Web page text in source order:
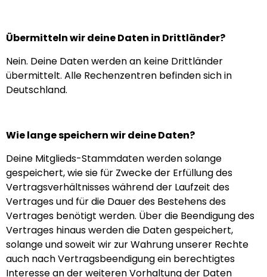
Übermitteln wir deine Daten in Drittländer?
Nein. Deine Daten werden an keine Drittländer
übermittelt. Alle Rechenzentren befinden sich in
Deutschland.
Wie lange speichern wir deine Daten?
Deine Mitglieds-Stammdaten werden solange
gespeichert, wie sie für Zwecke der Erfüllung des
Vertragsverhältnisses während der Laufzeit des
Vertrages und für die Dauer des Bestehens des
Vertrages benötigt werden. Über die Beendigung des
Vertrages hinaus werden die Daten gespeichert,
solange und soweit wir zur Wahrung unserer Rechte
auch nach Vertragsbeendigung ein berechtigtes
Interesse an der weiteren Vorhaltung der Daten